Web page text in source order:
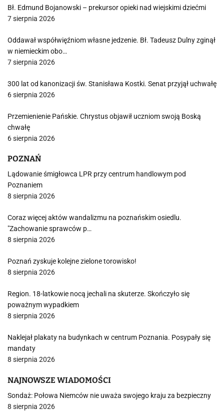
Bł. Edmund Bojanowski – prekursor opieki nad wiejskimi dziećmi
7 sierpnia 2026
Oddawał współwięźniom własne jedzenie. Bł. Tadeusz Dulny zginął
w niemieckim obo…
7 sierpnia 2026
300 lat od kanonizacji św. Stanisława Kostki. Senat przyjął uchwałę
6 sierpnia 2026
Przemienienie Pańskie. Chrystus objawił uczniom swoją Boską
chwałę
6 sierpnia 2026
POZNAŃ
Lądowanie śmigłowca LPR przy centrum handlowym pod
Poznaniem
8 sierpnia 2026
Coraz więcej aktów wandalizmu na poznańskim osiedlu.
"Zachowanie sprawców p…
8 sierpnia 2026
Poznań zyskuje kolejne zielone torowisko!
8 sierpnia 2026
Region. 18-latkowie nocą jechali na skuterze. Skończyło się
poważnym wypadkiem
8 sierpnia 2026
Naklejał plakaty na budynkach w centrum Poznania. Posypały się
mandaty
8 sierpnia 2026
NAJNOWSZE WIADOMOŚCI
Sondaż: Połowa Niemców nie uważa swojego kraju za bezpieczny
8 sierpnia 2026